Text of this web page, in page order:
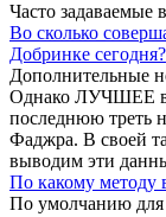
Часто задаваемые
Во сколько
Добринке сегодня?
Дополнительные
Однако ЛУЧШЕЕ
последнюю треть
Фаджра. В своей
выводим эти
По какому методу
По умолчанию для